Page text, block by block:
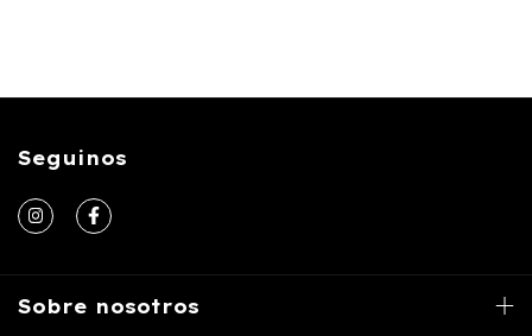
Seguinos
Sobre nosotros